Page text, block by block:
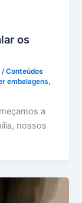
os
/Conteúdos
embalagens,
a
nossos